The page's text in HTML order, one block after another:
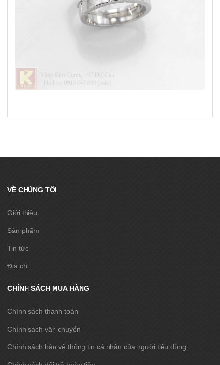
VỀ CHÚNG TÔI
Giới thiệu
Sản phẩm
Tin tức
Địa chỉ
CHÍNH SÁCH MUA HÀNG
Chính sách thanh toán
Chính sách vận chuyển
Chính sách bảo vệ thông tin cá nhân của người tiêu dùng